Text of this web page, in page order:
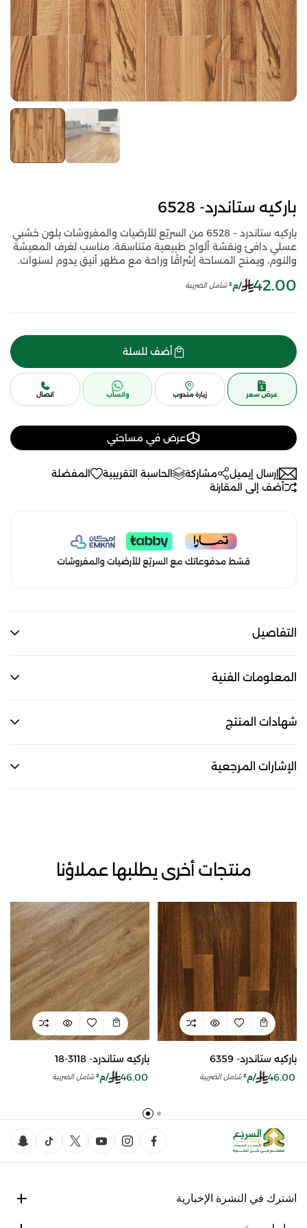
باركيه ستاندرد- 6528
باركيه ستاندرد – 6528 من السريّع للأرضيات والمفروشات بلون خشبي
عسلي دافئ ونقشة ألواح طبيعية متناسقة، مناسب لغرف المعيشة
والنوم، ويمنح المساحة إشراقًا وراحة مع مظهر أنيق يدوم لسنوات.
42.00 /م² شامل الضريبة
أضف للسلة
عرض سعر زيارة مندوب واتساب اتصال
عرض في مساحتي
إرسال إيميل مشاركة الحاسبة التقريبية
المفضلة
أضف إلى المقارنة
التفاصيل
المعلومات الفنية
شهادات المنتج
الإشارات المرجعية
منتجات أخرى يطلبها عملاؤنا
باركيه ستاندرد- 3118-18
46.00
/م² شامل الضريبة
باركيه ستاندرد- 6359
46.00
/م² شامل الضريبة
اشترك في النشرة الإخبارية